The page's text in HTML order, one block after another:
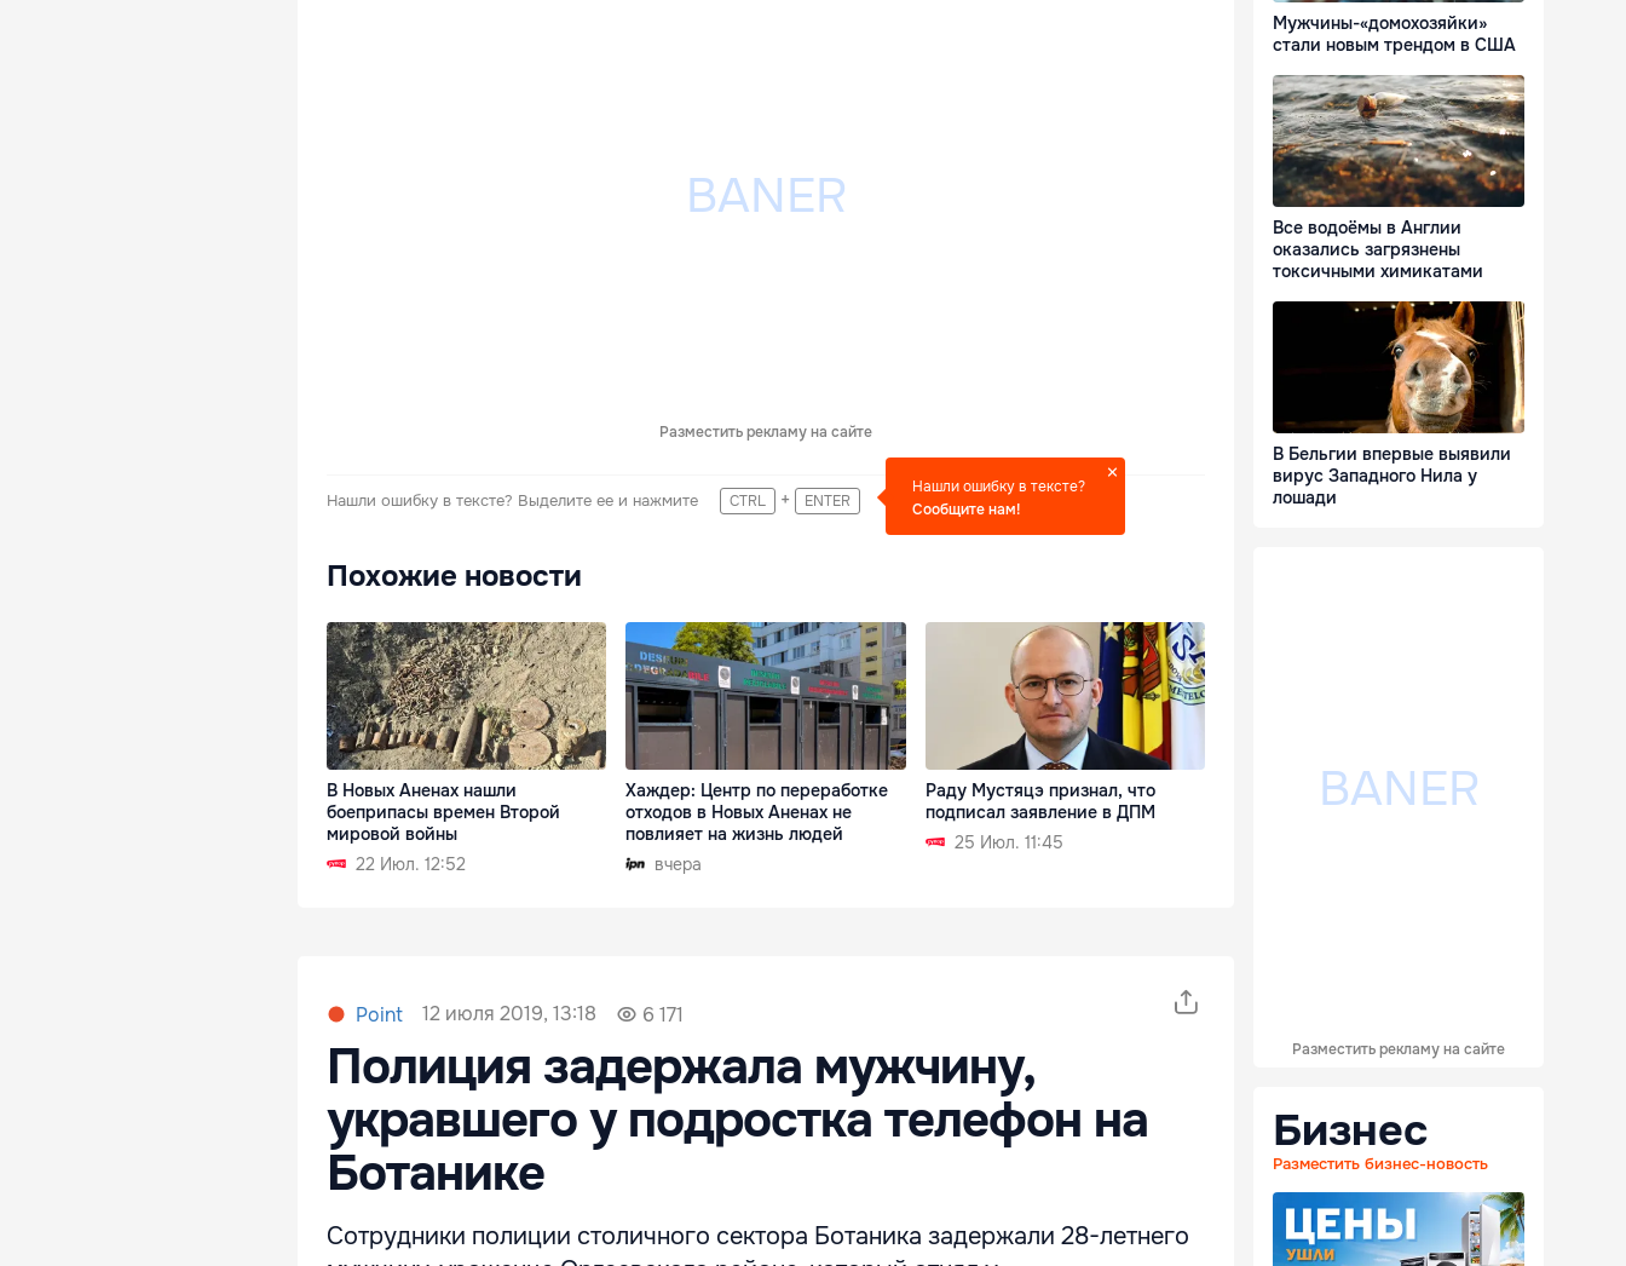
Разместить рекламу на сайте
Нашли ошибку в тексте? Выделите ее и нажмите CTRL + ENTER
Нашли ошибку в тексте?
Сообщите нам!
Похожие новости
В Новых Аненах нашли
боеприпасы времен Второй
мировой войны
22 Июл. 12:52
Хаждер: Центр по переработке
отходов в Новых Аненах не
повлияет на жизнь людей
вчера
Раду Мустяцэ признал, что
подписал заявление в ДПМ
25 Июл. 11:45
Point 12 июля 2019, 13:18 6 171
Полиция задержала мужчину,
укравшего у подростка телефон на
Ботанике
Сотрудники полиции столичного сектора Ботаника задержали 28-летнего
Мужчины-«домохозяйки»
стали новым трендом в США
Все водоёмы в Англии
оказались загрязнены
токсичными химикатами
В Бельгии впервые выявили
вирус Западного Нила у
лошади
Разместить рекламу на сайте
Бизнес
Разместить бизнес-новость